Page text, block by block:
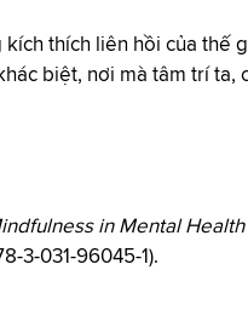
thích liên hồi của thế
biệt, nơi mà tâm trí ta,
in Mental Health
3-031-96045-1).